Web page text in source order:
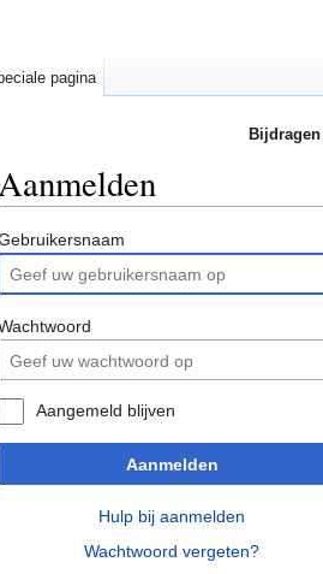
Aangemeld blijven
Aanmelden
Hulp bij aanmelden
Wachtwoord vergeten?
pagina